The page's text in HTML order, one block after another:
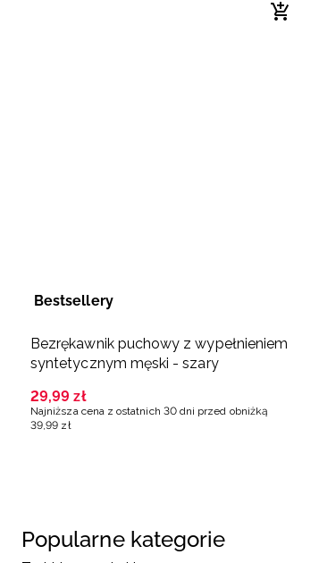
Bestsellery
Bezrękawnik puchowy z wypełnieniem
syntetycznym męski - szary
29,99 zł
Najniższa cena z ostatnich 30 dni przed obniżką
39 ,99 zł
Popularne kategorie